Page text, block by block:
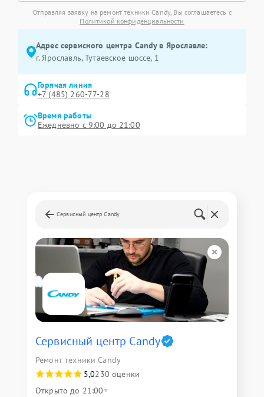
Отправляя заявку на ремонт техники Candy, Вы соглашаетесь с
Политикой конфиденциальности
Адрес сервисного центра Candy в Ярославле:
г. Ярославль, Тутаевское шоссе, 1
Горячая линия
+7 (485) 260-77-28
Время работы
Ежедневно с 9:00 до 21:00
Сервисный центр Candy
Сервисный центр Candy
Ремонт техники Candy
5,0230 оценки
Открыто до 21:00